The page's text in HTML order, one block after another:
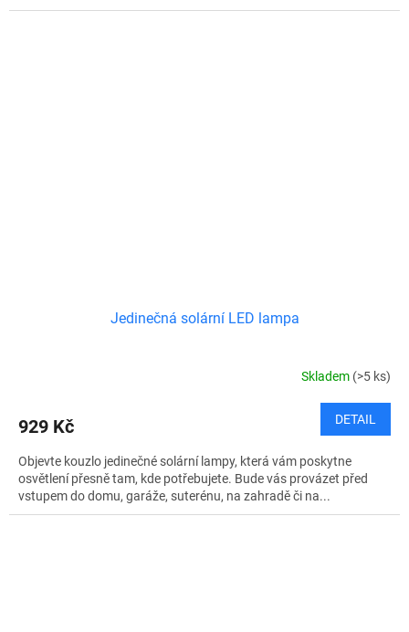
Jedinečná solární LED lampa
Skladem (>5 ks)
929 Kč DETAIL
Objevte kouzlo jedinečné solární lampy, která vám poskytne
osvětlení přesně tam, kde potřebujete. Bude vás provázet před
vstupem do domu, garáže, suterénu, na zahradě či na...